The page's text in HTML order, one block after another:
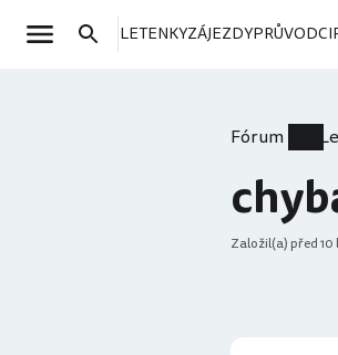
LETENKYZÁJEZDYPRŮVODCI
Fórum
Založil(a) před 10